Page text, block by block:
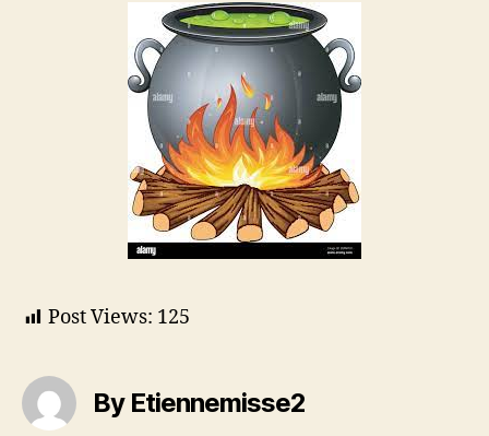
Post Views: 125
By Etiennemisse2